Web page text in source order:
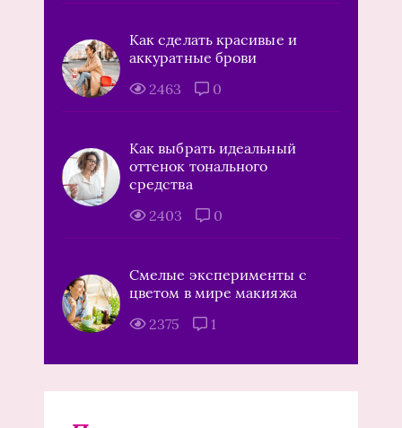
Как сделать красивые и
аккуратные брови
2463
0
Как выбрать идеальный
оттенок тонального
средства
2403
0
Смелые эксперименты с
цветом в мире макияжа
2375
1